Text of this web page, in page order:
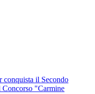
conquista il Secondo
Concorso "Carmine